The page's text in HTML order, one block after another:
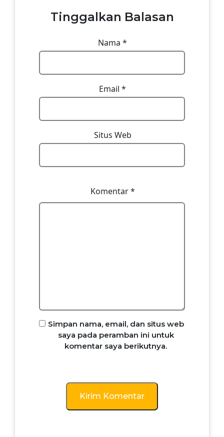
Tinggalkan Balasan
Komentar*
Nama *
Email *
Situs Web
Simpan nama, email, dan situs web
saya pada peramban ini untuk
komentar saya berikutnya.